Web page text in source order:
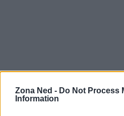
Zona Ned - Do Not Process
Information